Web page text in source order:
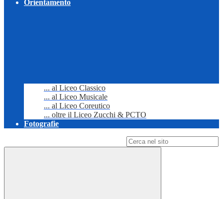
Orientamento
... al Liceo Classico
... al Liceo Musicale
... al Liceo Coreutico
... oltre il Liceo Zucchi & PCTO
Fotografie